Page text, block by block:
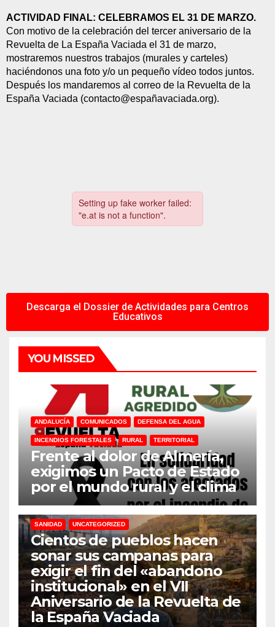
ACTIVIDAD FINAL: CELEBRAMOS EL 31 DE MARZO.
Con motivo de la celebración del tercer aniversario de la
Revuelta de La España Vaciada el 31 de marzo,
mostraremos nuestros trabajos (murales y carteles)
haciéndonos una foto y/o un pequeño vídeo todos juntos.
Después los mandaremos al correo de la Revuelta de la
España Vaciada (contacto@españavaciada.org).
Descarga el Dossier de Actividades para Centros
Educativos
YOU MISSED
ANDALUCÍA COMUNICADOS DEFENSA DEL AGUA
INCENDIOS FORESTALES RURAL TERRITORIAL
Frente al dolor de Almería,
exigimos un Pacto de Estado
por el mundo rural y el clima
31M DEFENSA DEL AGUA DESPOBLACION FERROCARRIL
MACROGRANJAS PLANTAS BIOGÁS RENOVABLES
SANIDAD UNCATEGORIZED
Cientos de pueblos hacen
sonar sus campanas para
exigir el fin del «abandono
institucional» en el VII
Aniversario de la Revuelta de
la España Vaciada